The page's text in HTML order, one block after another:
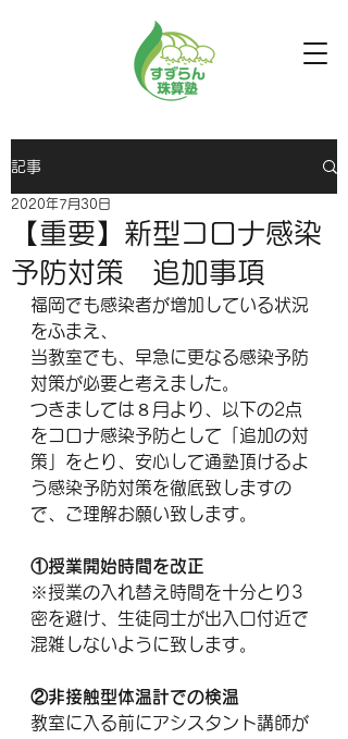
記事
【重要】新型コロナ感染
予防対策 追加事項
2020年7月30日
福岡でも感染者が増加している状況
をふまえ、
当教室でも、早急に更なる感染予防
対策が必要と考えました。
つきましては８月より、以下の2点
をコロナ感染予防として「追加の対
策」をとり、安心して通塾頂けるよ
う感染予防対策を徹底致しますの
で、ご理解お願い致します。
①授業開始時間を改正
※授業の入れ替え時間を十分とり3
密を避け、生徒同士が出入口付近で
混雑しないように致します。
②非接触型体温計での検温
教室に入る前にアシスタント講師が